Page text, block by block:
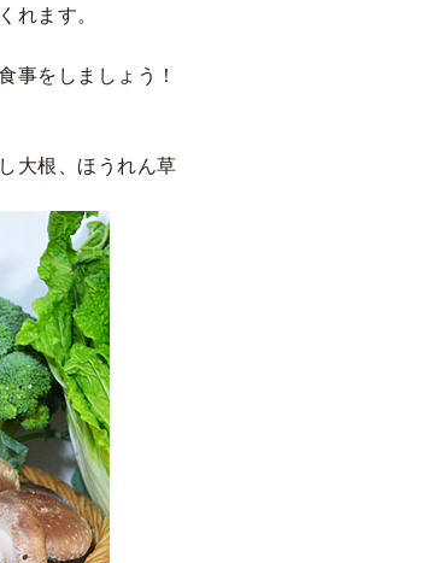
れます。
事をしましょう！
大根、ほうれん草